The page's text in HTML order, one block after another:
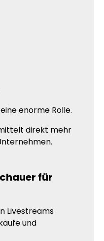
enorme Rolle.
direkt mehr
für
Livestreams
und